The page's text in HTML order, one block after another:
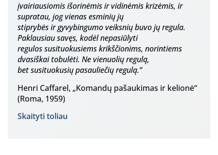
įvairiausiomis išorinėmis ir vidinėmis krizėmis, ir
supratau, jog vienas esminių jų
stiprybės ir gyvybingumo veiksnių buvo jų regula.
Paklausiau savęs, kodėl nepasiūlyti
regulos susituokusiems krikščionims, norintiems
dvasiškai tobulėti. Ne vienuolių regulą,
bet susituokusių pasauliečių regulą.“
Henri Caffarel, „Komandų pašaukimas ir kelionė“
(Roma, 1959)
Skaityti toliau